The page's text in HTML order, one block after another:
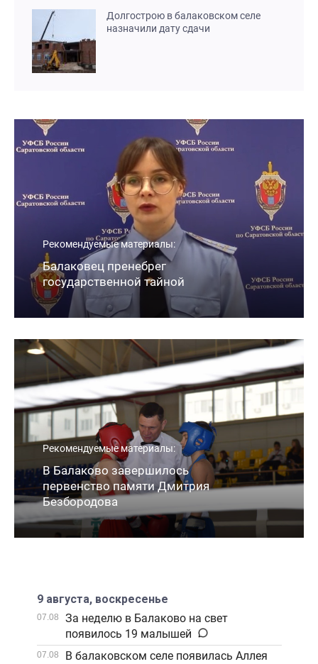
Долгострою в балаковском селе
назначили дату сдачи
Рекомендуемые материалы:
Балаковец пренебрег
государственной тайной
Рекомендуемые материалы:
В Балаково завершилось
первенство памяти Дмитрия
Безбородова
9 августа, воскресенье
07.08
За неделю в Балаково на свет
появилось 19 малышей
07.08
В балаковском селе появилась Аллея